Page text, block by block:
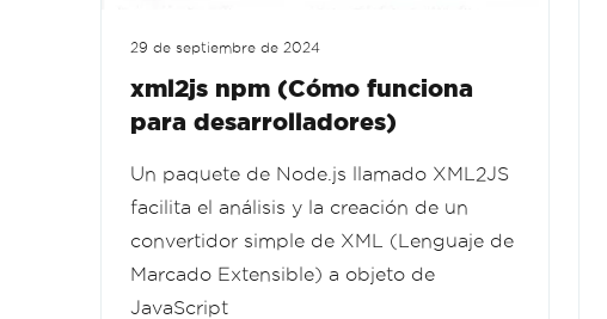
29 de septiembre de 2024
xml2js npm (Cómo funciona
para desarrolladores)
Un paquete de Node.js llamado XML2JS
facilita el análisis y la creación de un
convertidor simple de XML (Lenguaje de
Marcado Extensible) a objeto de
JavaScript